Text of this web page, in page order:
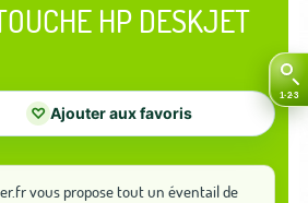
HP DESKJET
♡ Ajouter aux favoris
vous propose tout un éventail de